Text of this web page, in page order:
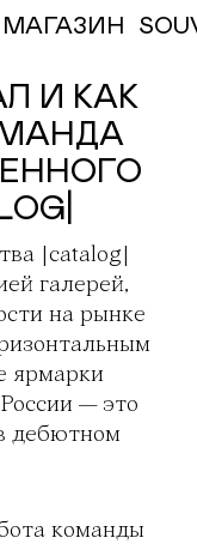
МАГАЗИН
И КАК
|catalog|
галерей,
на рынке
ярмарки
— это
дебютном
команды